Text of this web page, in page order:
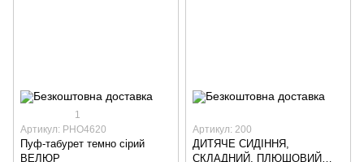
1
Артикул: PHO4620
Пуф-табурет темно сірий
ВЕЛЮР
Артикул: 200
ДИТЯЧЕ СИДІННЯ,
СКЛАДНИЙ, ПЛЮШОВИЙ